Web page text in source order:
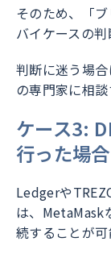
そのため、「
バイケースの
判断に迷う場
の専門家に相談
ケース3:
行った場
Ledgerや
は、MetaMask
続することが可